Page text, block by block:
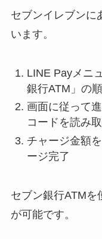
セブンイレブンに
います。
LINE Payメニ
銀行ATM」の
画面に従って
コードを読み
チャージ金額
ージ完了
セブン銀行ATMを
が可能です。